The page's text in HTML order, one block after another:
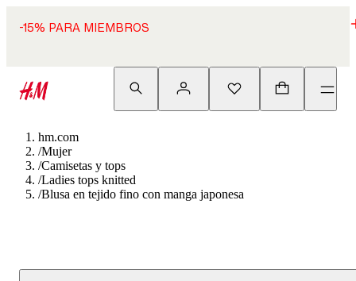
-15% PARA MIEMBROS
hm.com
/Mujer
/Camisetas y tops
/Ladies tops knitted
/Blusa en tejido fino con manga japonesa